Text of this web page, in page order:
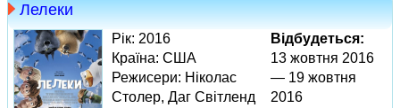
Лелеки
Рік: 2016
Країна: США
Режисери: Ніколас
Столер, Даг Світленд
Відбудеться:
13 жовтня 2016
— 19 жовтня
2016